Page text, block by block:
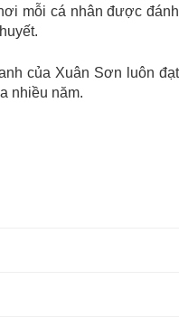
mỗi cá nhân được đánh
của Xuân Sơn luôn đạt
nhiều năm.